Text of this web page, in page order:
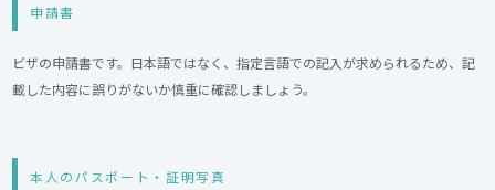
申請書
ビザの申請書です。日本語ではなく、指定言語での記入が求められるため、記
載した内容に誤りがないか慎重に確認しましょう。
本人のパスポート・証明写真